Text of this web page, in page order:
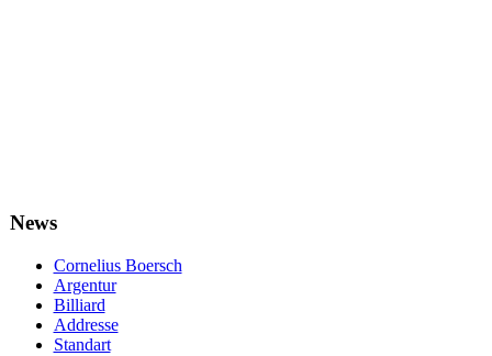
News
Cornelius Boersch
Argentur
Billiard
Addresse
Standart